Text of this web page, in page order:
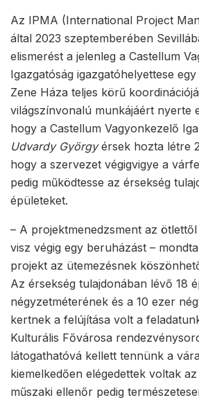
Az IPMA (International Project
által 2023 szeptemberében
elismerést a jelenleg a Castellum
Igazgatóság igazgatóhelyettese
Zene Háza teljes körű
világszínvonalú munkájáért nyerte
hogy a Castellum Vagyonkezelő
Udvardy Györgyérsek hozta létre
hogy a szervezet végigvigye a
pedig működtesse az érsekség
épületeket.
– A projektmenedzsment az
visz végig egy beruházást –
projekt az ütemezésnek
Az érsekség tulajdonában lévő 18
négyzetméterének és a 10 ezer
kertnek a felújítása volt a
Kulturális Fővárosa
látogathatóvá kellett tennünk a
kiemelkedően elégedettek voltak
műszaki ellenőr pedig